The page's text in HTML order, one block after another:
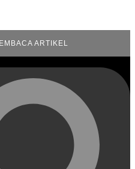
ARTIKEL